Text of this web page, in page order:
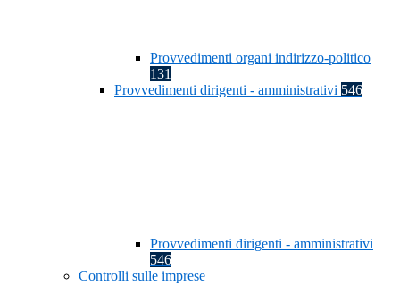
Provvedimenti organi indirizzo-politico
131
Provvedimenti dirigenti - amministrativi 546
Provvedimenti dirigenti - amministrativi
546
Controlli sulle imprese